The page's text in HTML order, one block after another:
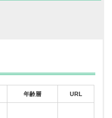
年齢層 URL